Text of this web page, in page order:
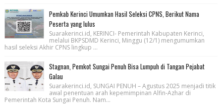
Pemkab Kerinci Umumkan Hasil Seleksi CPNS, Berikut Nama
Peserta yang lulus
Suarakerinci.id, KERINCI- Pemerintah Kabupaten Kerinci,
melalui BKPSDMD Kerinci, Minggu (12/1) mengumumkan
hasil seleksi Akhir CPNS lingkup ...
Stagnan, Pemkot Sungai Penuh Bisa Lumpuh di Tangan Pejabat
Galau
Suarakerinci.id, SUNGAI PENUH – Agustus 2025 menjadi titik
awal penentuan arah kepemimpinan Alfin-Azhar di
Pemerintah Kota Sungai Penuh. Nam...